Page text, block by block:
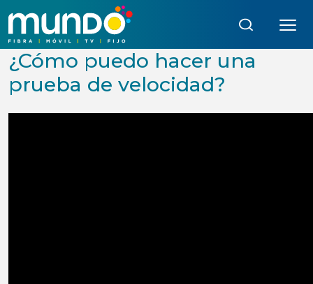
¿Cómo puedo hacer una
prueba de velocidad?